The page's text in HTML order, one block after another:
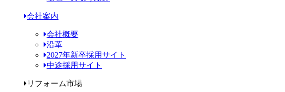
会社案内
会社概要
沿革
2027年新卒採用サイト
中途採用サイト
リフォーム市場